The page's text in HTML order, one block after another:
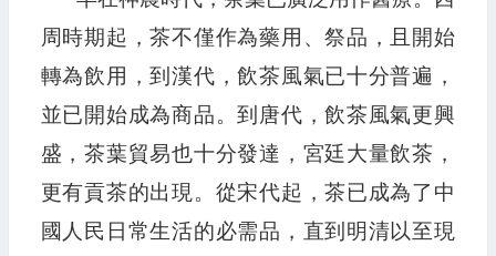
周時期起，茶不僅作為藥用、祭品，且開始
轉為飲用，到漢代，飲茶風氣已十分普遍，
並已開始成為商品。到唐代，飲茶風氣更興
盛，茶葉貿易也十分發達，宮廷大量飲茶，
更有貢茶的出現。從宋代起，茶已成為了中
國人民日常生活的必需品，直到明清以至現